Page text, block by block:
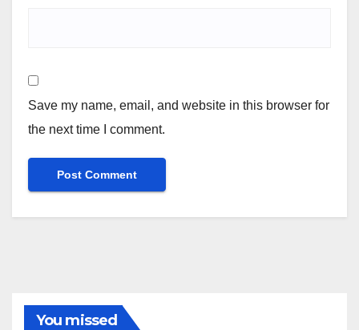
Save my name, email, and website in this browser for
the next time I comment.
You missed